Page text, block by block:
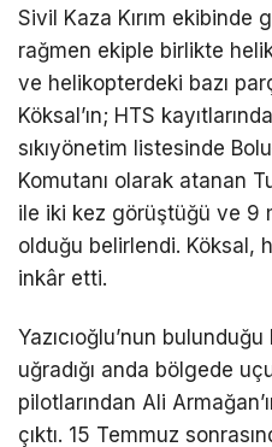
Sivil Kaza Kırım ekibinde
rağmen ekiple birlikte
ve helikopterdeki bazı
Köksal’ın; HTS
sıkıyönetim listesinde
Komutanı olarak atanan
ile iki kez görüştüğü ve 9
olduğu belirlendi. Köksal,
inkâr etti.
Yazıcıoğlu’nun
uğradığı anda bölgede
pilotlarından Ali
çıktı. 15 Temmuz